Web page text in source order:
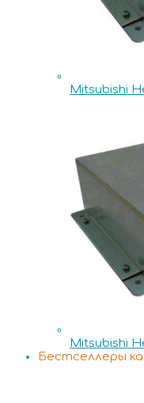
Mitsubishi
Mitsubishi
Бестселлеры